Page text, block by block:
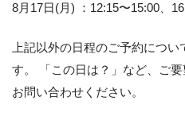
8月17日(月) ：12:15〜15:00、
上記以外の日程のご予約につ
す。 「この日は？」など、ご
お問い合わせください。